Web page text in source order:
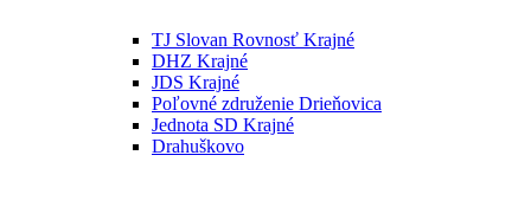
TJ Slovan Rovnosť Krajné
DHZ Krajné
JDS Krajné
Poľovné združenie Drieňovica
Jednota SD Krajné
Drahuškovo